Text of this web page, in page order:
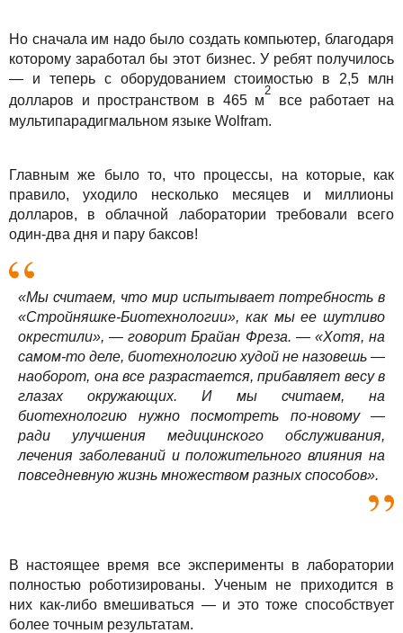
Но сначала им надо было создать компьютер, благодаря
которому заработал бы этот бизнес. У ребят получилось
— и теперь с оборудованием стоимостью в 2,5 млн
долларов и пространством в 465 м
2
все работает на
мультипарадигмальном языке Wolfram.
Главным же было то, что процессы, на которые, как
правило, уходило несколько месяцев и миллионы
долларов, в облачной лаборатории требовали всего
один-два дня и пару баксов!
«Мы считаем, что мир испытывает потребность в
«Стройняшке-Биотехнологии», как мы ее шутливо
окрестили», — говорит Брайан Фреза. — «Хотя, на
самом-то деле, биотехнологию худой не назовешь —
наоборот, она все разрастается, прибавляет весу в
глазах окружающих. И мы считаем, на
биотехнологию нужно посмотреть по-новому —
ради улучшения медицинского обслуживания,
лечения заболеваний и положительного влияния на
повседневную жизнь множеством разных способов».
В настоящее время все эксперименты в лаборатории
полностью роботизированы. Ученым не приходится в
них как-либо вмешиваться — и это тоже способствует
более точным результатам.